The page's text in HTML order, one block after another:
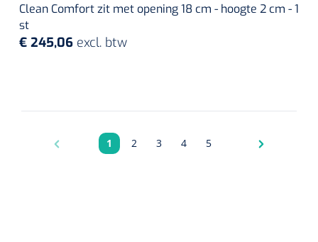
Clean Comfort zit met opening 18 cm - hoogte 2 cm - 1
st
€ 245,06 excl. btw
Pagina
1 Pagina
2 Pagina
3 Pagina
4 Pagina
5